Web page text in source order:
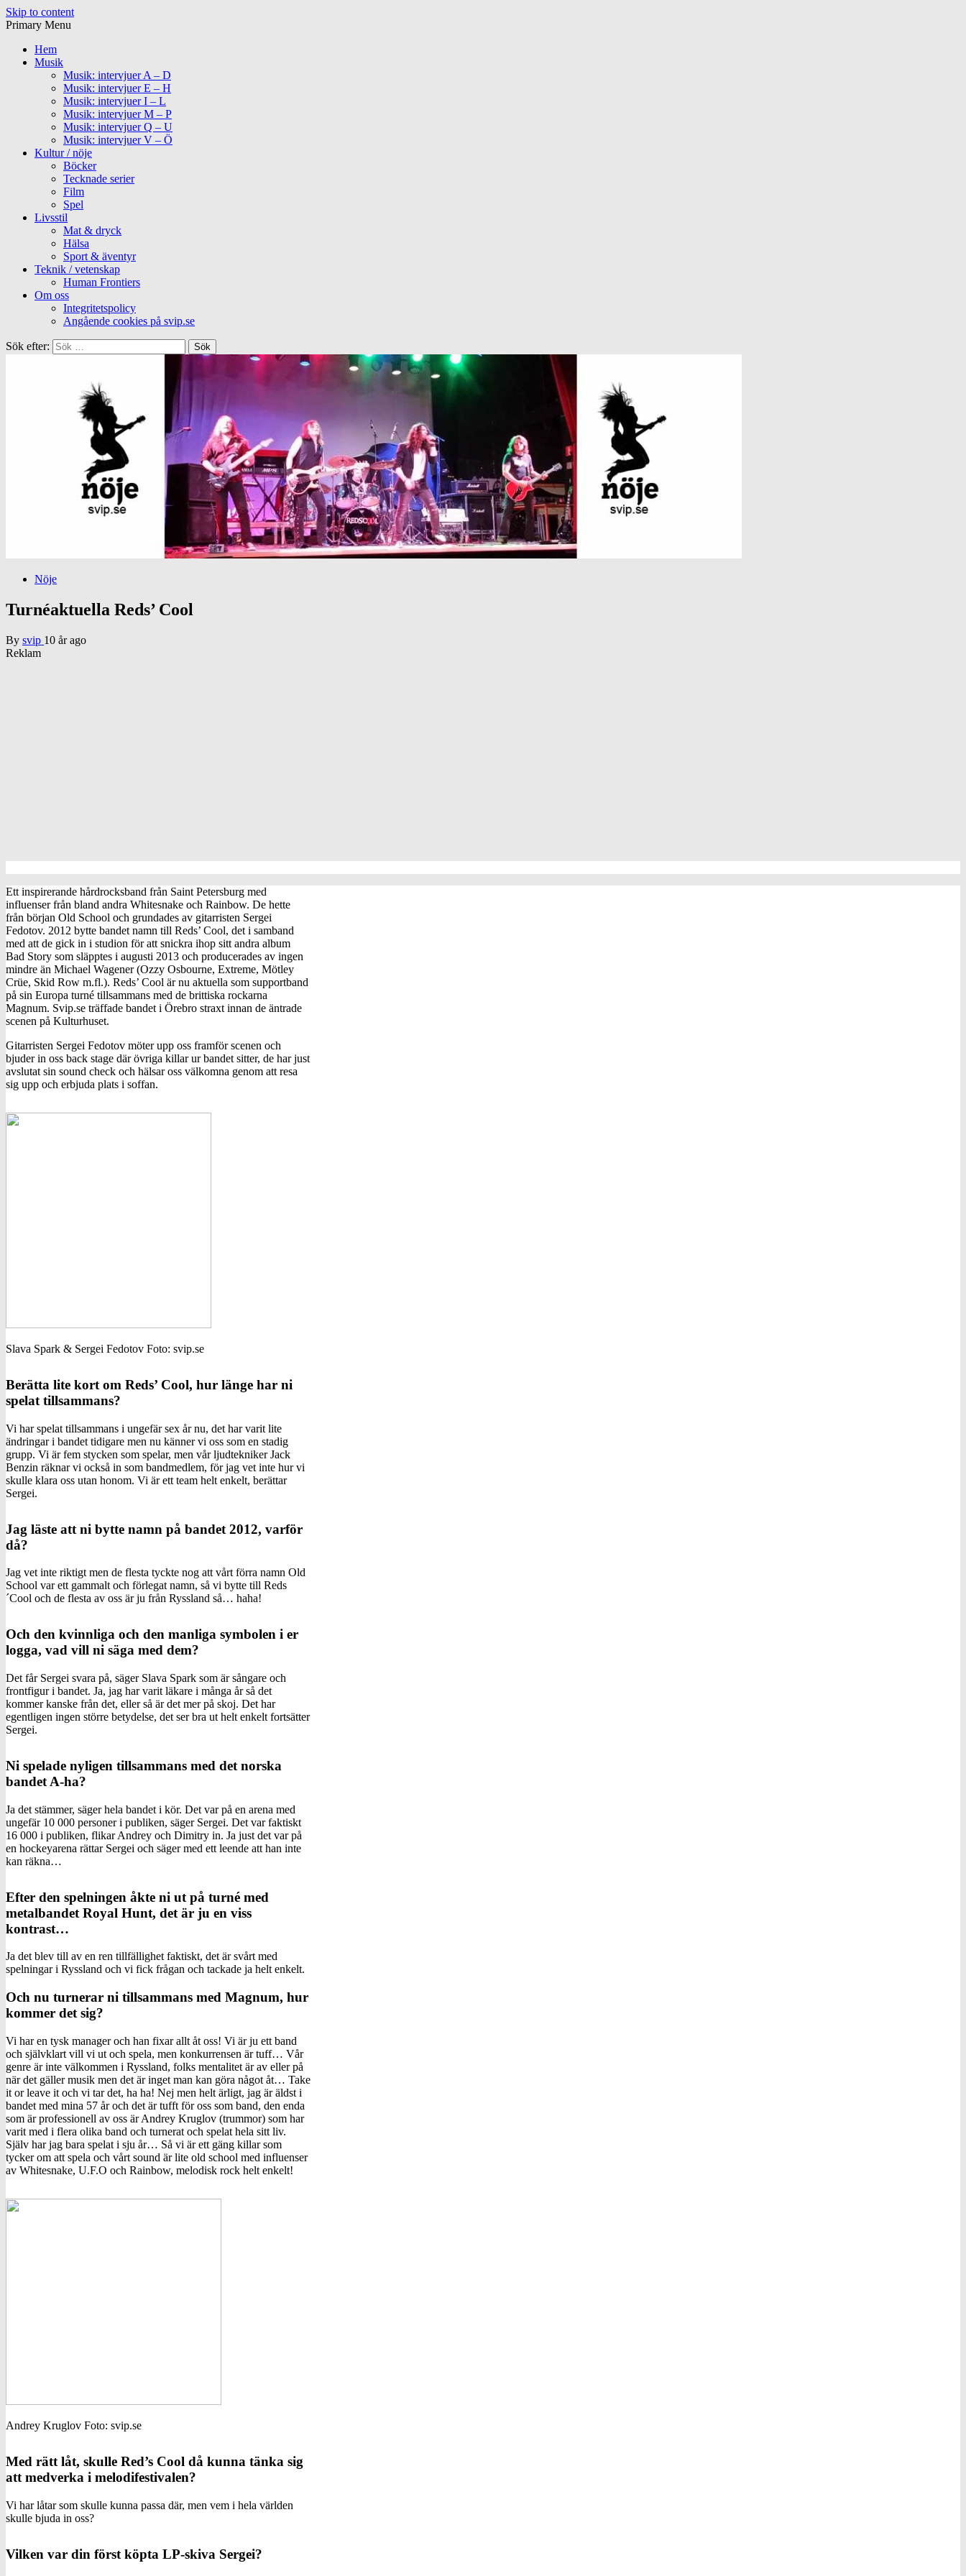
Skip to content
Primary Menu
Hem
Musik
Musik: intervjuer A – D
Musik: intervjuer E – H
Musik: intervjuer I – L
Musik: intervjuer M – P
Musik: intervjuer Q – U
Musik: intervjuer V – Ö
Kultur / nöje
Böcker
Tecknade serier
Film
Spel
Livsstil
Mat & dryck
Hälsa
Sport & äventyr
Teknik / vetenskap
Human Frontiers
Om oss
Integritetspolicy
Angående cookies på svip.se
Sök efter:
Nöje
Turnéaktuella Reds’ Cool
By svip 10 år ago
Reklam
Ett inspirerande hårdrocksband från Saint Petersburg med
influenser från bland andra Whitesnake och Rainbow. De hette
från början Old School och grundades av gitarristen Sergei
Fedotov. 2012 bytte bandet namn till Reds’ Cool, det i samband
med att de gick in i studion för att snickra ihop sitt andra album
Bad Story som släpptes i augusti 2013 och producerades av ingen
mindre än Michael Wagener (Ozzy Osbourne, Extreme, Mötley
Crüe, Skid Row m.fl.). Reds’ Cool är nu aktuella som supportband
på sin Europa turné tillsammans med de brittiska rockarna
Magnum. Svip.se träffade bandet i Örebro straxt innan de äntrade
scenen på Kulturhuset.
Gitarristen Sergei Fedotov möter upp oss framför scenen och
bjuder in oss back stage där övriga killar ur bandet sitter, de har just
avslutat sin sound check och hälsar oss välkomna genom att resa
sig upp och erbjuda plats i soffan.
Slava Spark & Sergei Fedotov Foto: svip.se
Berätta lite kort om Reds’ Cool, hur länge har ni
spelat tillsammans?
Vi har spelat tillsammans i ungefär sex år nu, det har varit lite
ändringar i bandet tidigare men nu känner vi oss som en stadig
grupp. Vi är fem stycken som spelar, men vår ljudtekniker Jack
Benzin räknar vi också in som bandmedlem, för jag vet inte hur vi
skulle klara oss utan honom. Vi är ett team helt enkelt, berättar
Sergei.
Jag läste att ni bytte namn på bandet 2012, varför
då?
Jag vet inte riktigt men de flesta tyckte nog att vårt förra namn Old
School var ett gammalt och förlegat namn, så vi bytte till Reds
´Cool och de flesta av oss är ju från Ryssland så… haha!
Och den kvinnliga och den manliga symbolen i er
logga, vad vill ni säga med dem?
Det får Sergei svara på, säger Slava Spark som är sångare och
frontfigur i bandet. Ja, jag har varit läkare i många år så det
kommer kanske från det, eller så är det mer på skoj. Det har
egentligen ingen större betydelse, det ser bra ut helt enkelt fortsätter
Sergei.
Ni spelade nyligen tillsammans med det norska
bandet A-ha?
Ja det stämmer, säger hela bandet i kör. Det var på en arena med
ungefär 10 000 personer i publiken, säger Sergei. Det var faktiskt
16 000 i publiken, flikar Andrey och Dimitry in. Ja just det var på
en hockeyarena rättar Sergei och säger med ett leende att han inte
kan räkna…
Efter den spelningen åkte ni ut på turné med
metalbandet Royal Hunt, det är ju en viss
kontrast…
Ja det blev till av en ren tillfällighet faktiskt, det är svårt med
spelningar i Ryssland och vi fick frågan och tackade ja helt enkelt.
Och nu turnerar ni tillsammans med Magnum, hur
kommer det sig?
Vi har en tysk manager och han fixar allt åt oss! Vi är ju ett band
och självklart vill vi ut och spela, men konkurrensen är tuff… Vår
genre är inte välkommen i Ryssland, folks mentalitet är av eller på
när det gäller musik men det är inget man kan göra något åt… Take
it or leave it och vi tar det, ha ha! Nej men helt ärligt, jag är äldst i
bandet med mina 57 år och det är tufft för oss som band, den enda
som är professionell av oss är Andrey Kruglov (trummor) som har
varit med i flera olika band och turnerat och spelat hela sitt liv.
Själv har jag bara spelat i sju år… Så vi är ett gäng killar som
tycker om att spela och vårt sound är lite old school med influenser
av Whitesnake, U.F.O och Rainbow, melodisk rock helt enkelt!
Andrey Kruglov Foto: svip.se
Med rätt låt, skulle Red’s Cool då kunna tänka sig
att medverka i melodifestivalen?
Vi har låtar som skulle kunna passa där, men vem i hela världen
skulle bjuda in oss?
Vilken var din först köpta LP-skiva Sergei?